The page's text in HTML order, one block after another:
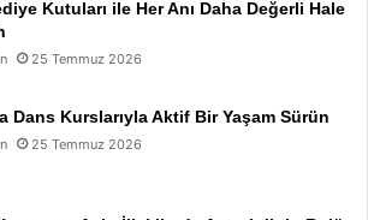
Kutuları ile Her Anı Daha Değerli Hale
25 Temmuz 2026
Dans Kurslarıyla Aktif Bir Yaşam Sürün
25 Temmuz 2026